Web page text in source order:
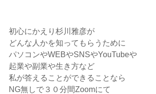
初心にかえり杉川雅彦が
どんな人かを知ってもらうために
パソコンやWEBやSNSやYouTubeや
起業や副業や生き方など
私が答えることができることなら
NG無しで３０分間Zoomにて